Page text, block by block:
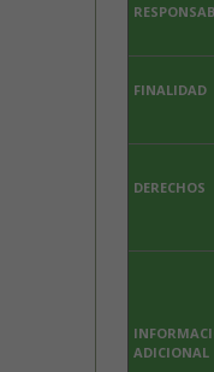
FINALIDAD
DERECHOS
ADICIONAL